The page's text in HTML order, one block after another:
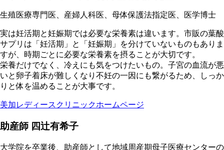
生殖医療専門医、産婦人科医、母体保護法指定医、医学博士
実は妊活期と妊娠期では必要な栄養素は違います。市販の葉酸
サプリは「妊活期」と「妊娠期」を分けていないものもありま
すが、時期ごとに必要な栄養素を摂ることが大切です。
栄養だけでなく、冷えにも気をつけたいもの。子宮の血流が悪
いと卵子着床が難しくなり不妊の一因にも繋がるため、しっか
りと体を温めることが大事です。
美加レディースクリニックホームページ
助産師 四辻有希子
大学院を卒業後、助産師として地域周産期母子医療センターの